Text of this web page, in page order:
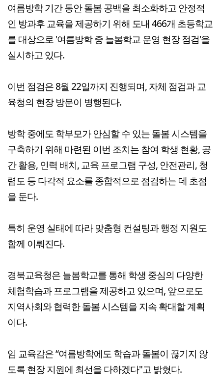
여름방학 기간 동안 돌봄 공백을 최소화하고 안정적
인 방과후 교육을 제공하기 위해 도내 466개 초등학교
를 대상으로 '여름방학 중 늘봄학교 운영 현장 점검'을
실시하고 있다.
이번 점검은 8월 22일까지 진행되며, 자체 점검과 교
육청의 현장 방문이 병행된다.
방학 중에도 학부모가 안심할 수 있는 돌봄 시스템을
구축하기 위해 마련된 이번 조치는 참여 학생 현황, 공
간 활용, 인력 배치, 교육 프로그램 구성, 안전관리, 청
렴도 등 다각적 요소를 종합적으로 점검하는 데 초점
을 둔다.
특히 운영 실태에 따라 맞춤형 컨설팅과 행정 지원도
함께 이뤄진다.
경북교육청은 늘봄학교를 통해 학생 중심의 다양한
체험학습과 프로그램을 제공하고 있으며, 앞으로도
지역사회와 협력한 돌봄 시스템을 지속 확대할 계획
이다.
임 교육감은 “여름방학에도 학습과 돌봄이 끊기지 않
도록 현장 지원에 최선을 다하겠다"고 밝혔다.